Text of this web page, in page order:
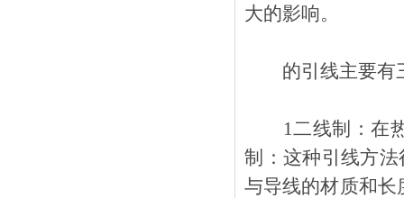
大的影响。
的引线主要有
1二线制：在
制：这种引线
与导线的材质和长